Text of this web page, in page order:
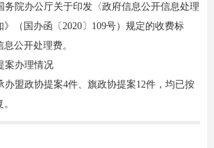
务院办公厅关于印发〈政府信息公开信息处理
》（国办函〔 2020〕109号）规定的收费标
公开处理费。
案办理情况
办盟政协提案4件、旗政协提案12件，均已按